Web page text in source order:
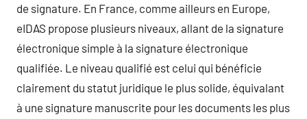
de signature. En France, comme ailleurs en Europe,
eIDAS propose plusieurs niveaux, allant de la signature
électronique simple à la signature électronique
qualifiée. Le niveau qualifié est celui qui bénéficie
clairement du statut juridique le plus solide, équivalant
à une signature manuscrite pour les documents les plus